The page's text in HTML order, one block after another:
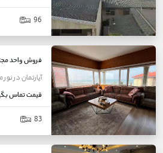
96
فروش واحد
آپارتماندرنور
قیمتتماس
83